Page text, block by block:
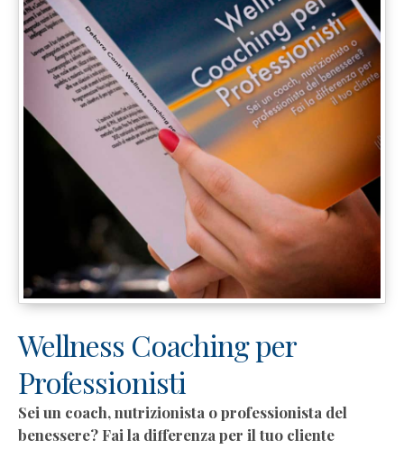
Wellness Coaching per
Professionisti
Sei un coach, nutrizionista o professionista del
benessere? Fai la differenza per il tuo cliente